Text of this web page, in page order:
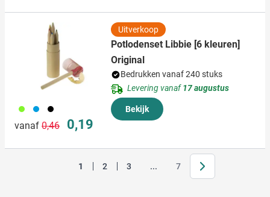
006 018 008
vanaf Normale prijs
0,46 Speciale prijs
0,19
Uitverkoop
Potlodenset Libbie [6 kleuren]
Original
Bedrukken vanaf 240 stuks
Levering vanaf17 augustus
Bekijk
Je leest momenteel pagina
1 Pagina
2 Pagina
3 Jump forward
... Pagina
7 Volgende